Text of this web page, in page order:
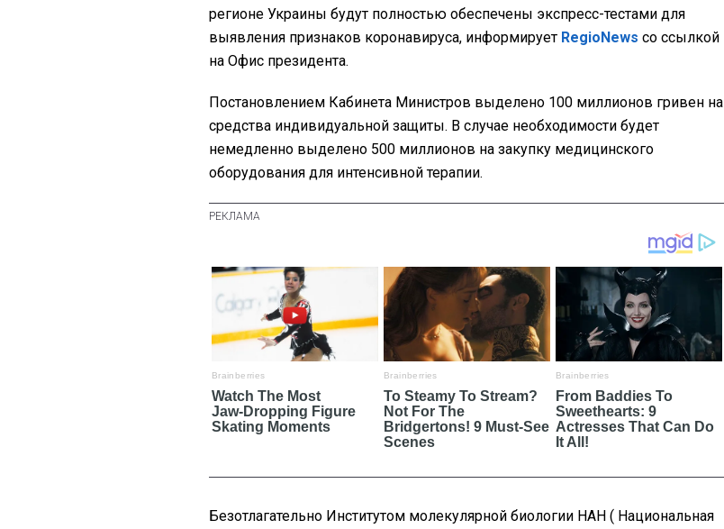
регионе Украины будут полностью обеспечены экспресс-тестами для
выявления признаков коронавируса, информирует RegioNews со ссылкой
на Офис президента.
Постановлением Кабинета Министров выделено 100 миллионов гривен на
средства индивидуальной защиты. В случае необходимости будет
немедленно выделено 500 миллионов на закупку медицинского
оборудования для интенсивной терапии.
Безотлагательно Институтом молекулярной биологии НАН ( Национальная